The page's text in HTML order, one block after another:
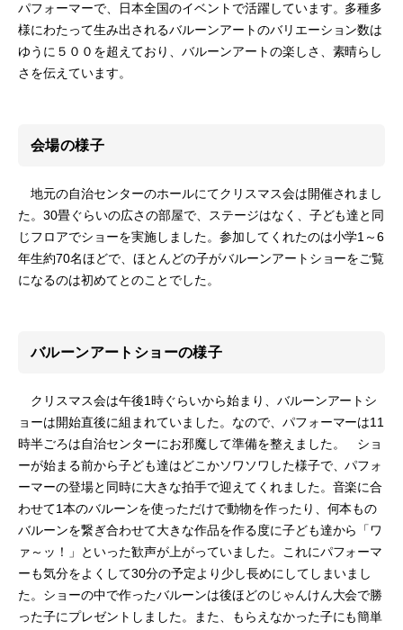
パフォーマーで、日本全国のイベントで活躍しています。多種多
様にわたって生み出されるバルーンアートのバリエーション数は
ゆうに５００を超えており、バルーンアートの楽しさ、素晴らし
さを伝えています。
会場の様子
地元の自治センターのホールにてクリスマス会は開催されまし
た。30畳ぐらいの広さの部屋で、ステージはなく、子ども達と同
じフロアでショーを実施しました。参加してくれたのは小学1～6
年生約70名ほどで、ほとんどの子がバルーンアートショーをご覧
になるのは初めてとのことでした。
バルーンアートショーの様子
クリスマス会は午後1時ぐらいから始まり、バルーンアートシ
ョーは開始直後に組まれていました。なので、パフォーマーは11
時半ごろは自治センターにお邪魔して準備を整えました。 ショ
ーが始まる前から子ども達はどこかソワソワした様子で、パフォ
ーマーの登場と同時に大きな拍手で迎えてくれました。音楽に合
わせて1本のバルーンを使っただけで動物を作ったり、何本もの
バルーンを繋ぎ合わせて大きな作品を作る度に子ども達から「ワ
ァ～ッ！」といった歓声が上がっていました。これにパフォーマ
ーも気分をよくして30分の予定より少し長めにしてしまいまし
た。ショーの中で作ったバルーンは後ほどのじゃんけん大会で勝
った子にプレゼントしました。また、もらえなかった子にも簡単